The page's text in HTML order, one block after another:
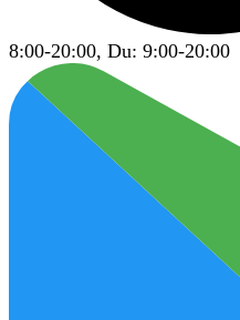
8:00-20:00, Du: 9:00-20:00